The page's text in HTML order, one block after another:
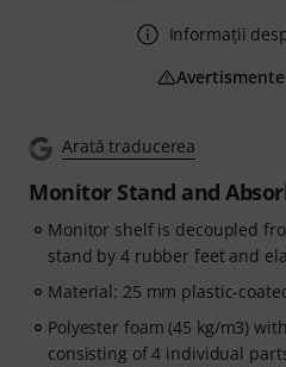
Arată traducerea
Monitor Stand and
Monitor shelf is decoupled
stand by 4 rubber feet and
Material: 25 mm plastic-
Polyester foam (45 kg/m3)
consisting of 4 individual
Informații